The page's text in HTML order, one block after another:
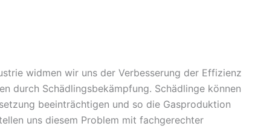
widmen wir uns der Verbesserung der Effizienz
durch Schädlingsbekämpfung. Schädlinge können
beeinträchtigen und so die Gasproduktion
uns diesem Problem mit fachgerechter